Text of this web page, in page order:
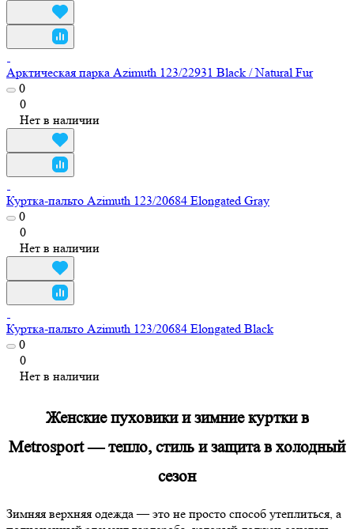
Арктическая парка Azimuth 123/22931 Black / Natural Fur
0
0
Нет в наличии
Куртка-пальто Azimuth 123/20684 Elongated Gray
0
0
Нет в наличии
Куртка-пальто Azimuth 123/20684 Elongated Black
0
0
Нет в наличии
Женские пуховики и зимние куртки в
Metrosport — тепло, стиль и защита в холодный
сезон
Зимняя верхняя одежда — это не просто способ утеплиться, а